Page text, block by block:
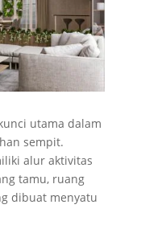
utama dalam
sempit.
alur aktivitas
tamu, ruang
dibuat menyatu